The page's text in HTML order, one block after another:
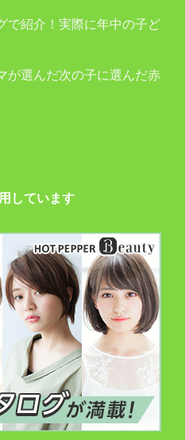
で紹介！実際に年中の子ど
が選んだ次の子に選んだ赤
しています